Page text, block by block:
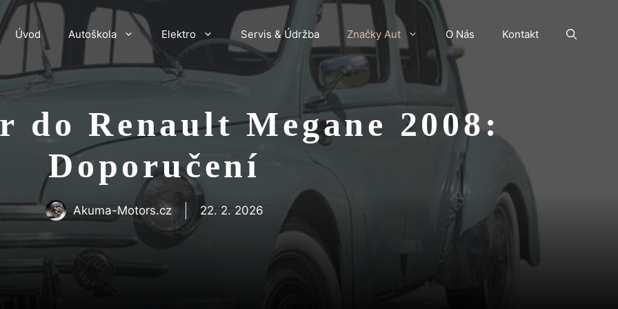
Úvod Autoškola Elektro Servis & Údržba Značky Aut O Nás Kontakt
do Renault Megane 2008:
Doporučení
Akuma-Motors.cz 22. 2. 2026